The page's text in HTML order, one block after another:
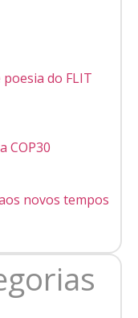
poesia do FLIT
COP30
novos tempos